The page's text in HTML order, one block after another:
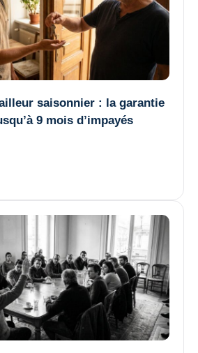
saisonnier : la garantie
9 mois d’impayés